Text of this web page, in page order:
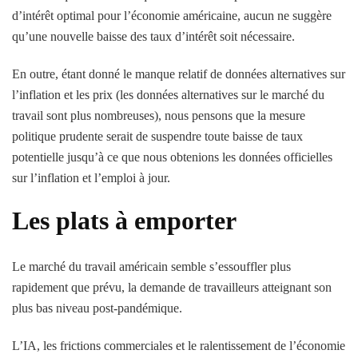
d’intérêt optimal pour l’économie américaine, aucun ne suggère
qu’une nouvelle baisse des taux d’intérêt soit nécessaire.
En outre, étant donné le manque relatif de données alternatives sur
l’inflation et les prix (les données alternatives sur le marché du
travail sont plus nombreuses), nous pensons que la mesure
politique prudente serait de suspendre toute baisse de taux
potentielle jusqu’à ce que nous obtenions les données officielles
sur l’inflation et l’emploi à jour.
Les plats à emporter
Le marché du travail américain semble s’essouffler plus
rapidement que prévu, la demande de travailleurs atteignant son
plus bas niveau post-pandémique.
L’IA, les frictions commerciales et le ralentissement de l’économie